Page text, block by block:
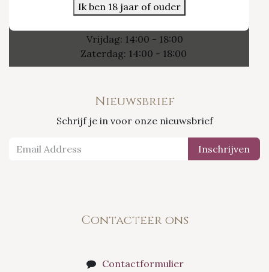
Ik ben 18 jaar of ouder
Openingsuren
Vrijdag: 14:00 - 18:00
Zaterdag: 14:00 - 18:00
Nieuwsbrief
Schrijf je in voor onze nieuwsbrief
Inschrijven
Contacteer ons
Contactformulier